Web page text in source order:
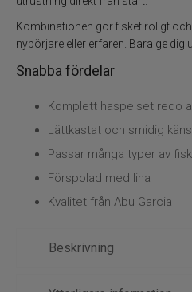
Specimenfiske
Kombinationen gör fisket roligt
nybörjare eller erfaren. Bara ge dig
Snabba fördelar
Komplett haspelset redo
Lättkastat och smidig
Passar många typer av
Förspolad med lina
Kvalitet från Abu Garcia
Beskrivning